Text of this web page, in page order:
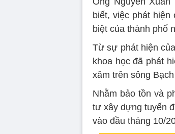
tham quan thực
Tại chuyến đi
và triển
Kết quả khai
Các cọc này
Khu vực bãi cọc
ý đồ chiến
đều nhau, loại